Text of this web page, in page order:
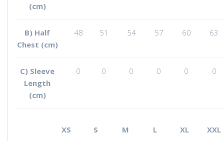
(cm)
B) Half
Chest (cm)
48 51 54 57 60 63
C) Sleeve
Length
(cm)
0 0 0 0 0 0
XS S M L XL XXL